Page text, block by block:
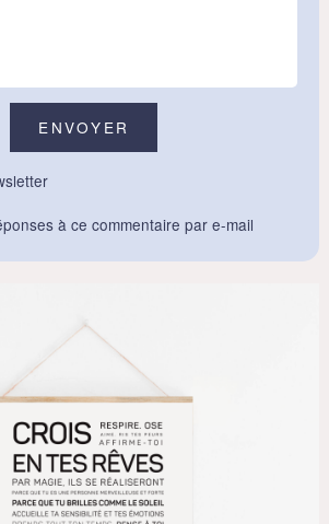
à ce commentaire par e-mail